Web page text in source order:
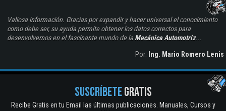
Valiosa información. Gracias por expandir y hacer universal el conocimiento
como debe ser, su ayuda permite obtener los datos correctos para
desenvolvernos en el fascinante mundo de la Mecánica Automotriz...
Por: Ing. Mario Romero Lenis
SUSCRÍBETEGRATIS
Recibe Gratis en tu Email las últimas publicaciones. Manuales, Cursos y